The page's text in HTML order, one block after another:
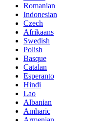
Romanian
Indonesian
Czech
Afrikaans
Swedish
Polish
Basque
Catalan
Esperanto
Hindi
Lao
Albanian
Amharic